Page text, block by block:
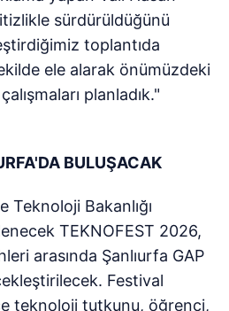
sürdürüldüğünü
toplantıda
ele alarak önümüzdeki
planladık."
BULUŞACAK
Teknoloji Bakanlığı
TEKNOFEST 2026,
arasında Şanlıurfa GAP
Festival
teknoloji tutkunu, öğrenci,